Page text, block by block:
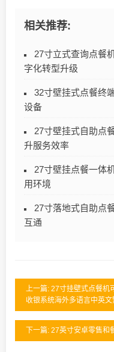
相关推荐:
27寸立式查询点餐
字化转型升级
32寸壁挂式点餐终
设备
27寸壁挂式自助点
升服务效率
27寸壁挂点餐一体
用环境
27寸落地式自助点
互通
上一篇: 27寸挂壁式点餐机
收银系统海外多语言中英文
下一篇: 27英寸安卓零售